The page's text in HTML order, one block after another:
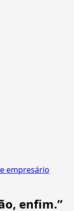
empresário
enfim.”